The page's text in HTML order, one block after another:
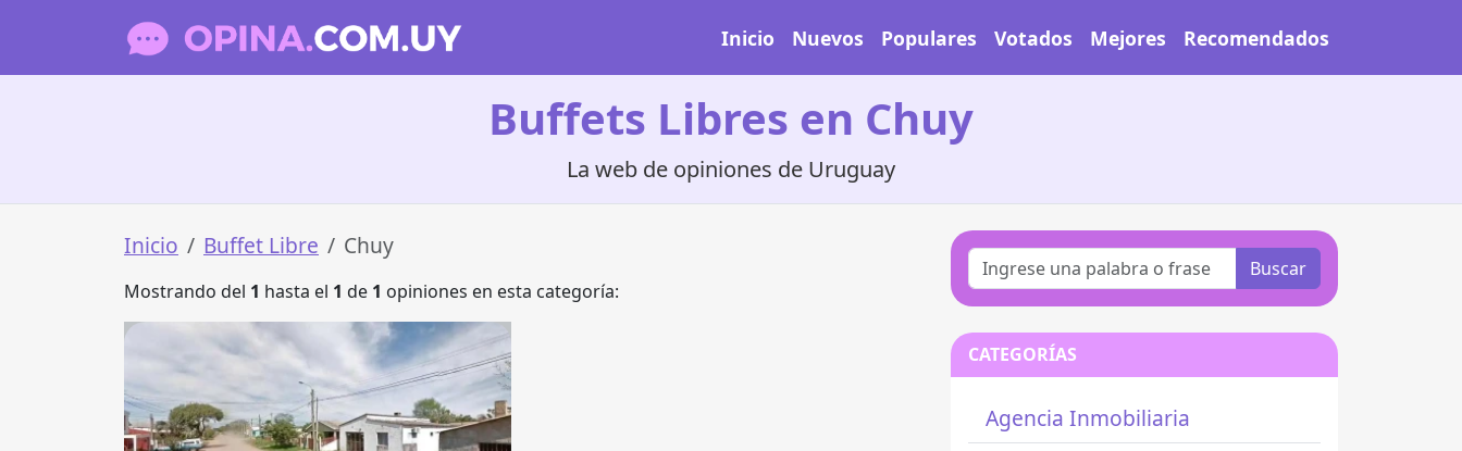
Inicio Nuevos Populares Votados Mejores Recomendados
Buffets Libres en Chuy
La web de opiniones de Uruguay
Inicio Buffet Libre Chuy
Mostrando del 1 hasta el 1 de 1 opiniones en esta categoría:
Buscar
CATEGORÍAS
Agencia Inmobiliaria